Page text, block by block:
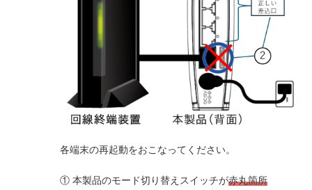
各端末の再起動をおこなってください。
① 本製品のモード切り替えスイッチが赤丸箇所